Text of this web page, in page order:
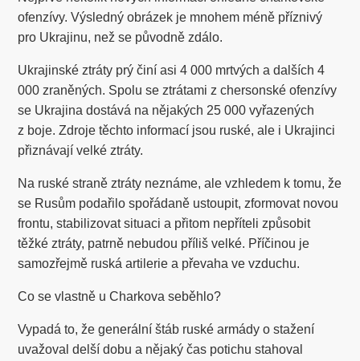
ofenzívy. Výsledný obrázek je mnohem méně příznivý
pro Ukrajinu, než se původně zdálo.
Ukrajinské ztráty prý činí asi 4 000 mrtvých a dalších 4
000 zraněných. Spolu se ztrátami z chersonské ofenzívy
se Ukrajina dostává na nějakých 25 000 vyřazených
z boje. Zdroje těchto informací jsou ruské, ale i Ukrajinci
přiznávají velké ztráty.
Na ruské straně ztráty neznáme, ale vzhledem k tomu, že
se Rusům podařilo spořádaně ustoupit, zformovat novou
frontu, stabilizovat situaci a přitom nepříteli způsobit
těžké ztráty, patrně nebudou příliš velké. Příčinou je
samozřejmě ruská artilerie a převaha ve vzduchu.
Co se vlastně u Charkova seběhlo?
Vypadá to, že generální štáb ruské armády o stažení
uvažoval delší dobu a nějaký čas potichu stahoval